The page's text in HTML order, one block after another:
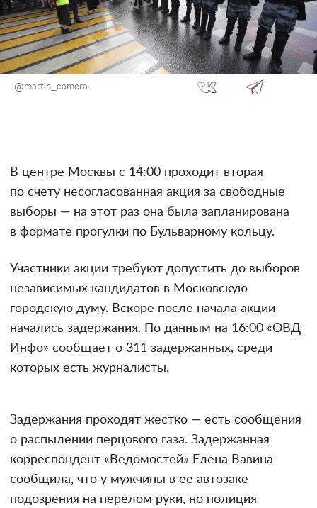
@martin_camera
В центре Москвы с 14:00 проходит вторая
по счету несогласованная акция за свободные
выборы — на этот раз она была запланирована
в формате прогулки по Бульварному кольцу.
Участники акции требуют допустить до выборов
независимых кандидатов в Московскую
городскую думу. Вскоре после начала акции
начались задержания. По данным на 16:00 «ОВД-
Инфо» сообщает о 311 задержанных, среди
которых есть журналисты.
Задержания проходят жестко — есть сообщения
о распылении перцового газа. Задержанная
корреспондент «Ведомостей» Елена Вавина
сообщила, что у мужчины в ее автозаке
подозрения на перелом руки, но полиция